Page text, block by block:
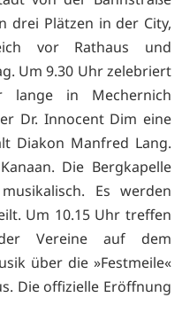
drei Plätzen in der City,
vor Rathaus und
Um 9.30 Uhr zelebriert
lange in Mechernich
Dr. Innocent Dim eine
Diakon Manfred Lang.
Die Bergkapelle
Es werden
Um 10.15 Uhr treffen
Vereine auf dem
über die »Festmeile«
Die offizielle Eröffnung